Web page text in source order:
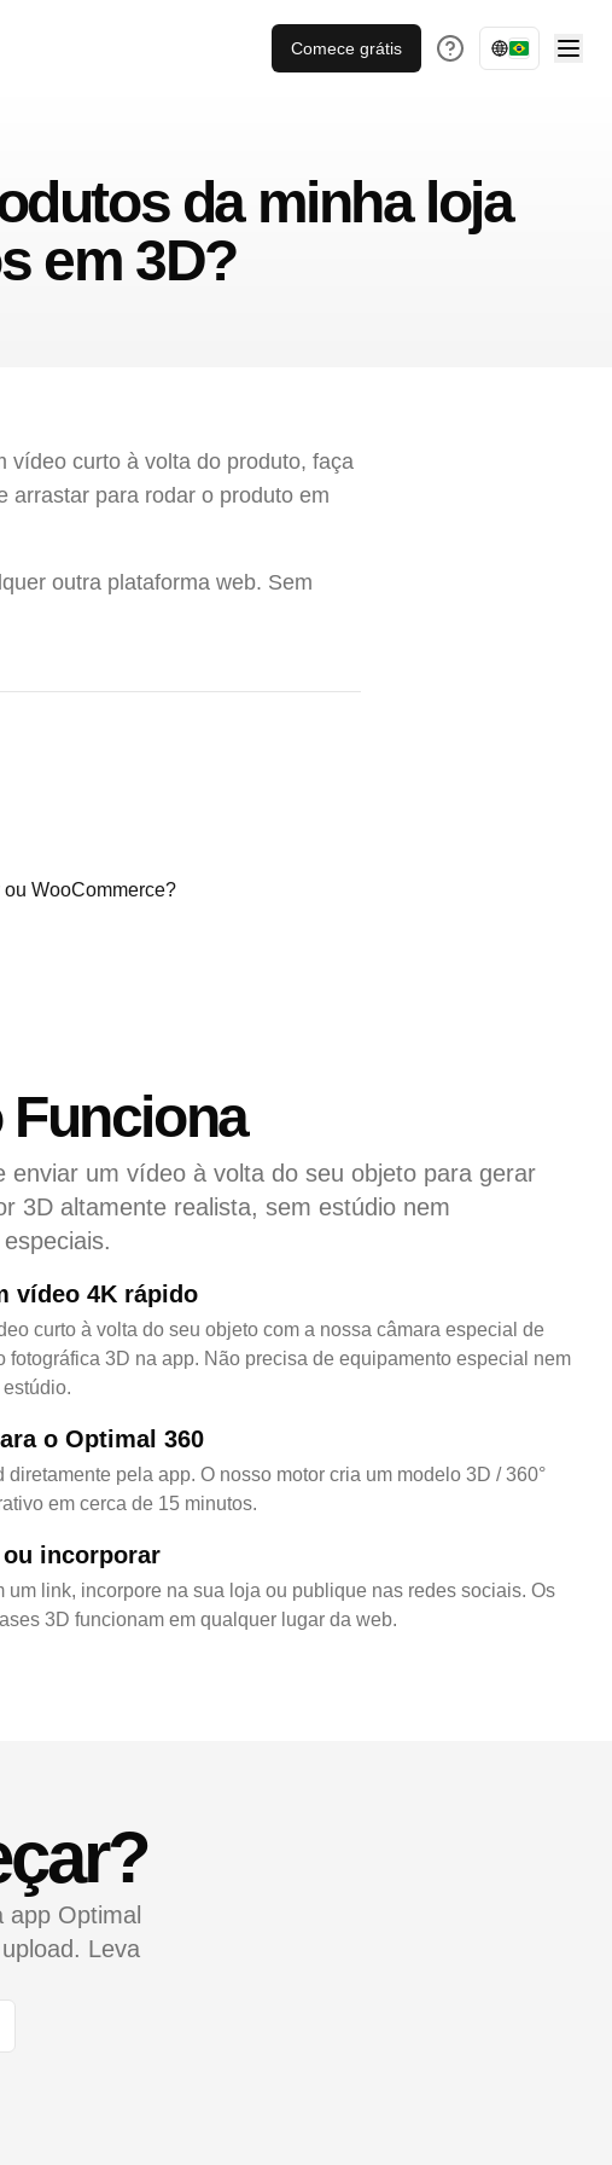
Comece grátis
da minha loja
em 3D?
vídeo curto à volta do produto, faça
arrastar para rodar o produto em
outra plataforma web. Sem
WooCommerce?
Funciona
enviar um vídeo à volta do seu objeto para gerar
3D altamente realista, sem estúdio nem
vídeo 4K rápido
curto à volta do seu objeto com a nossa câmara especial de
fotográfica 3D na app. Não precisa de equipamento especial nem
o Optimal 360
diretamente pela app. O nosso motor cria um modelo 3D / 360°
em cerca de 15 minutos.
incorporar
um link, incorpore na sua loja ou publique nas redes sociais. Os
3D funcionam em qualquer lugar da web.
Optimal
Leva